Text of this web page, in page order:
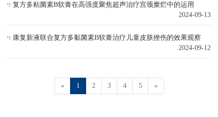
复方多粘菌素B软膏在高强度聚焦超声治疗宫颈糜烂中的运用
2024-09-13
康复新液联合复方多黏菌素B软膏治疗儿童皮肤挫伤的效果观察
2024-09-12
« 1 2 3 4 5 »